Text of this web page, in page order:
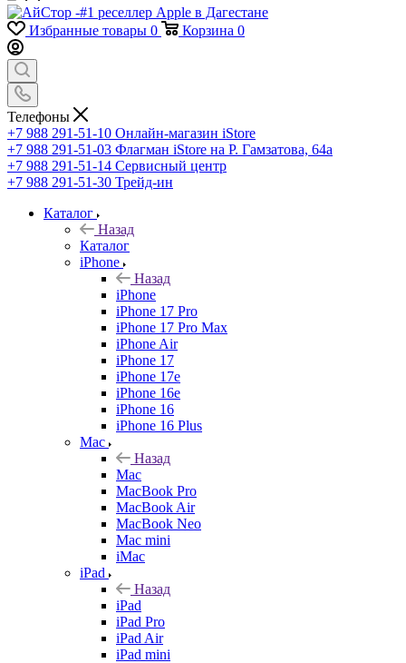
Избранные товары 0 Корзина 0
Телефоны
+7 988 291-51-10 Онлайн-магазин iStore
+7 988 291-51-03 Флагман iStore на Р. Гамзатова, 64а
+7 988 291-51-14 Сервисный центр
+7 988 291-51-30 Трейд-ин
Каталог
Назад
Каталог
iPhone
Назад
iPhone
iPhone 17 Pro
iPhone 17 Pro Max
iPhone Air
iPhone 17
iPhone 17e
iPhone 16e
iPhone 16
iPhone 16 Plus
Mac
Назад
Mac
MacBook Pro
MacBook Air
MacBook Neo
Mac mini
iMac
iPad
Назад
iPad
iPad Pro
iPad Air
iPad mini